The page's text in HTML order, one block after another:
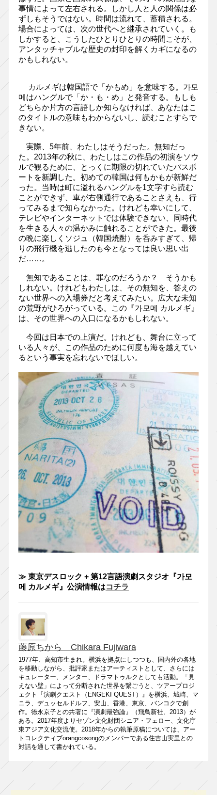
事情によって左右される。しかし人と人の関係は必
ずしもそうではない。時間は流れて、蓄積される。
場合によっては、次の世代へと継承されていく。も
しかすると、こうしたひとりひとりの時間こそが、
アンタッチャブルな歴史の封印を解くカギになるの
かもしれない。
カルメギは韓国語で「かもめ」を意味する。가모
메はハングルで「か・も・め」と発音する。もしも
どちらか片方の言語しか知らなければ、あなたはこ
のタイトルの意味もわからないし、読むことすらで
きない。
実際、5年前、わたしはそうだった。無知だっ
た。2013年の秋に、わたしはこの作品の初演をソウ
ルで観るために、とっくに期限の切れていたパスポ
ートを新調した。初めての韓国は何もかもが新鮮だ
った。当時は町に溢れるハングルを1文字すら読む
ことができず、車が右側通行であることさえも、行
ってみるまで知らなかった。けれども幸いにして、
テレビやインターネットでは体験できない、同時代
を生きる人々の温かみに触れることができた。最後
の晩に楽しくソジュ（韓国焼酎）を呑みすぎて、帰
りの飛行機を逃したのも今となっては良い思い出
だ……。
無知であることは、罪なのだろうか？ そうかも
しれない。けれどもわたしは、その無知を、答えの
ない世界への入場券だと考えてみたい。広大な未知
の荒野がひろがっている。この『가모메 カルメギ』
は、その世界への入口になるかもしれない。
今回は日本での上演だ。けれども、舞台に立って
いる人々が、この作品のために何度も海を越えてい
るという事実を忘れないでほしい。
≫ 東京デスロック + 第12言語演劇スタジオ『가모
메 カルメギ』公演情報はコチラ
藤原ちから Chikara Fujiwara
1977年、高知市生まれ。横浜を拠点にしつつも、国内外の各地
を移動しながら、批評家またはアーティストとして、さらには
キュレーター、メンター、ドラマトゥルクとしても活動。「見
えない壁」によって分断された世界を繋ごうと、ツアープロジ
ェクト『演劇クエスト（ENGEKI QUEST）』を横浜、城崎、マ
ニラ、デュッセルドルフ、安山、香港、東京、バンコクで創
作。徳永京子との共著に『演劇最強論』（飛鳥新社、2013）が
ある。2017年度よりセゾン文化財団シニア・フェロー、文化庁
東アジア文化交流使。2018年からの執筆原稿については、アー
トコレクティブorangcosongのメンバーである住吉山実里との
対話を通して書かれている。